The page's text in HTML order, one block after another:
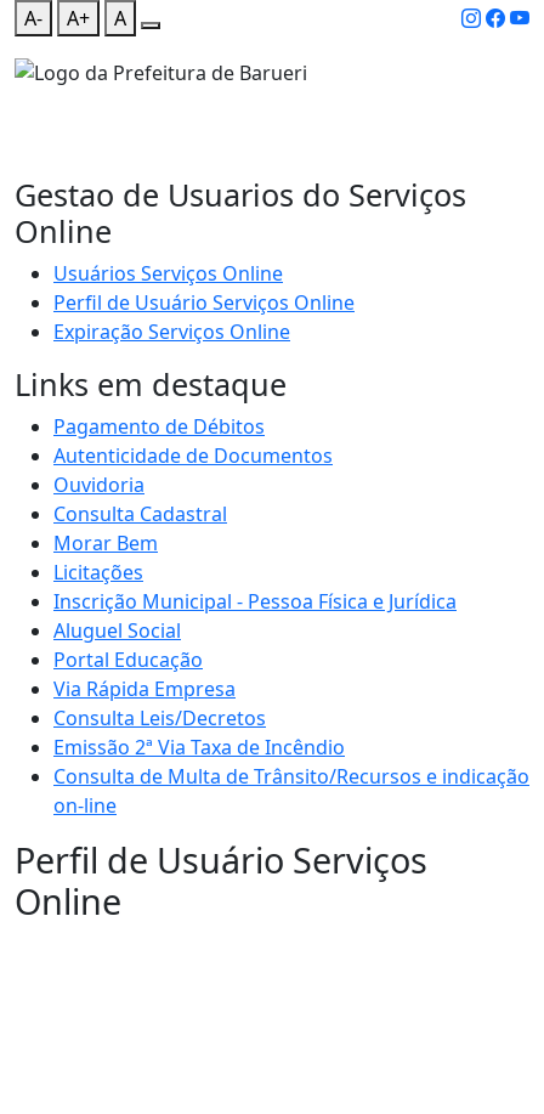
A- A+ A
Gestao de Usuarios do Serviços
Online
Usuários Serviços Online
Perfil de Usuário Serviços Online
Expiração Serviços Online
Links em destaque
Pagamento de Débitos
Autenticidade de Documentos
Ouvidoria
Consulta Cadastral
Morar Bem
Licitações
Inscrição Municipal - Pessoa Física e Jurídica
Aluguel Social
Portal Educação
Via Rápida Empresa
Consulta Leis/Decretos
Emissão 2ª Via Taxa de Incêndio
Consulta de Multa de Trânsito/Recursos e indicação
on-line
Perfil de Usuário Serviços
Online